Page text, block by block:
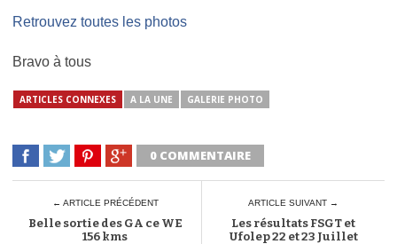
Retrouvez toutes les photos
Bravo à tous
ARTICLES CONNEXES A LA UNE GALERIE PHOTO
0 COMMENTAIRE
← ARTICLE PRÉCÉDENT
Belle sortie des GA ce WE
156 kms
ARTICLE SUIVANT →
Les résultats FSGT et
Ufolep 22 et 23 Juillet